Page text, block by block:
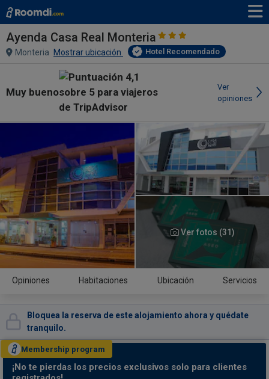
Ayenda Casa Real Monteria
Monteria Mostrar ubicación Hotel Recomendado
Muy bueno
Ver
opiniones
Ver fotos (31)
Opiniones Habitaciones Ubicación Servicios
Bloquea la reserva de este alojamiento ahora y quédate
tranquilo.
Membership program
¡No te pierdas los precios exclusivos solo para clientes